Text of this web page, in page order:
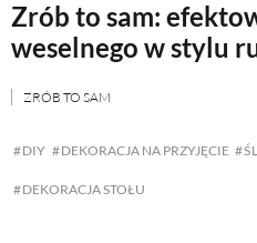
Zrób to sam:
weselnego w stylu
ZRÓB TO SAM
DIY DEKORACJA NA PRZYJĘCIE
DEKORACJA STOŁU
EKO